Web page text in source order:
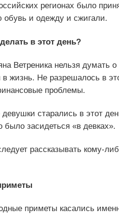
регионах было
обувь и одежду и сжигали.
в этот день?
Ветреника нельзя думать
в жизнь. Не разрешалось в
проблемы.
старались в этот
было засидеться «в девках».
рассказывать кому-
приметы касались